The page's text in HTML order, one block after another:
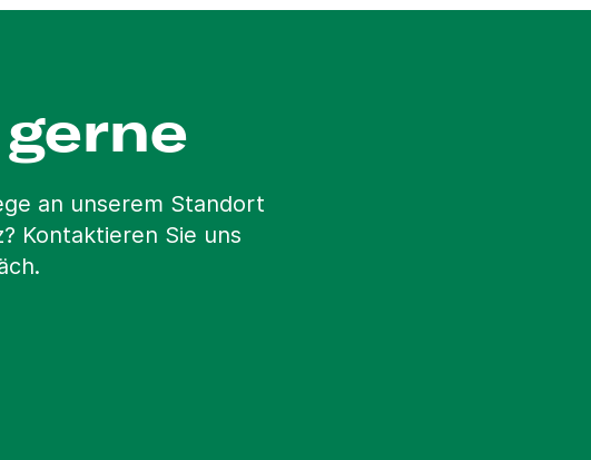
an unserem Standort
Kontaktieren Sie uns